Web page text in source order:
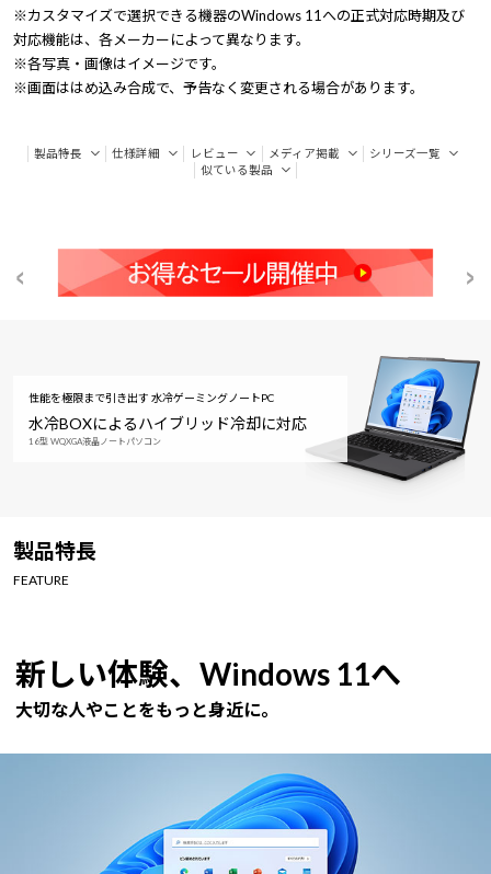
※カスタマイズで選択できる機器のWindows 11への正式対応時期及び
対応機能は、各メーカーによって異なります。
※各写真・画像はイメージです。
※画面ははめ込み合成で、予告なく変更される場合があります。
製品特長 仕様詳細 レビュー メディア掲載
シリーズ一覧
似ている製品
性能を極限まで引き出す 水冷ゲーミングノートPC
水冷BOXによるハイブリッド冷却に対応
16型 WQXGA液晶ノートパソコン
製品特長
FEATURE
新しい体験、Windows 11へ
大切な人やことをもっと身近に。